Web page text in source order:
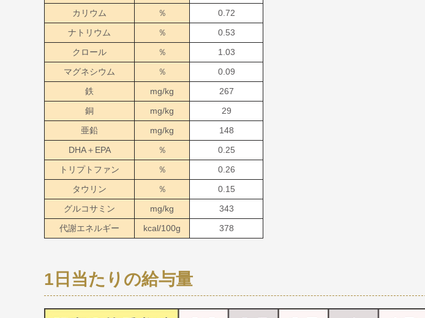
カリウム
％
0.72
ナトリウム
％
0.53
クロール
％
1.03
マグネシウム
％
0.09
鉄
mg/kg
267
銅
mg/kg
29
亜鉛
mg/kg
148
DHA＋EPA
％
0.25
トリプトファン
％
0.26
タウリン
％
0.15
グルコサミン
mg/kg
343
代謝エネルギー
kcal/100g 378
1日当たりの給与量